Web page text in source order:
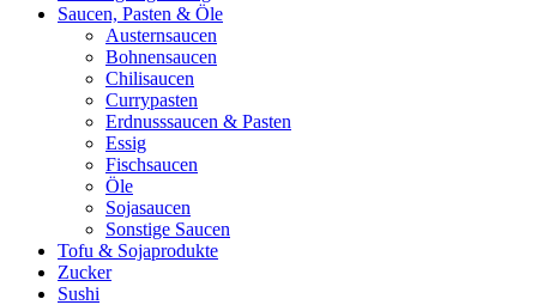
Saucen, Pasten & Öle
Austernsaucen
Bohnensaucen
Chilisaucen
Currypasten
Erdnusssaucen & Pasten
Essig
Fischsaucen
Öle
Sojasaucen
Sonstige Saucen
Tofu & Sojaprodukte
Zucker
Sushi